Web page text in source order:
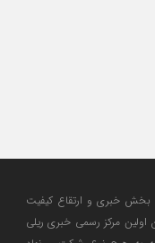
1396 با هدف توسعه بخش خبری و ارتقاع کیفیت
مرکز رسمی خبری ریلی